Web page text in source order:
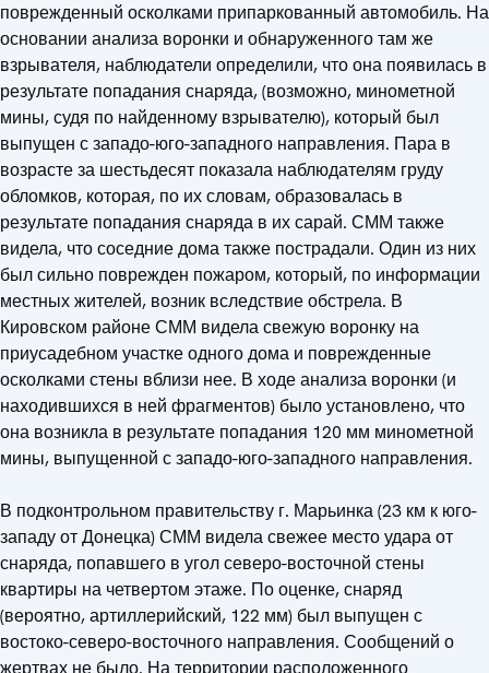
поврежденный осколками припаркованный автомобиль. На
основании анализа воронки и обнаруженного там же
взрывателя, наблюдатели определили, что она появилась в
результате попадания снаряда, (возможно, минометной
мины, судя по найденному взрывателю), который был
выпущен с западо-юго-западного направления. Пара в
возрасте за шестьдесят показала наблюдателям груду
обломков, которая, по их словам, образовалась в
результате попадания снаряда в их сарай. СММ также
видела, что соседние дома также пострадали. Один из них
был сильно поврежден пожаром, который, по информации
местных жителей, возник вследствие обстрела. В
Кировском районе СММ видела свежую воронку на
приусадебном участке одного дома и поврежденные
осколками стены вблизи нее. В ходе анализа воронки (и
находившихся в ней фрагментов) было установлено, что
она возникла в результате попадания 120 мм минометной
мины, выпущенной с западо-юго-западного направления.
В подконтрольном правительству г. Марьинка (23 км к юго-
западу от Донецка) СММ видела свежее место удара от
снаряда, попавшего в угол северо-восточной стены
квартиры на четвертом этаже. По оценке, снаряд
(вероятно, артиллерийский, 122 мм) был выпущен с
востоко-северо-восточного направления. Сообщений о